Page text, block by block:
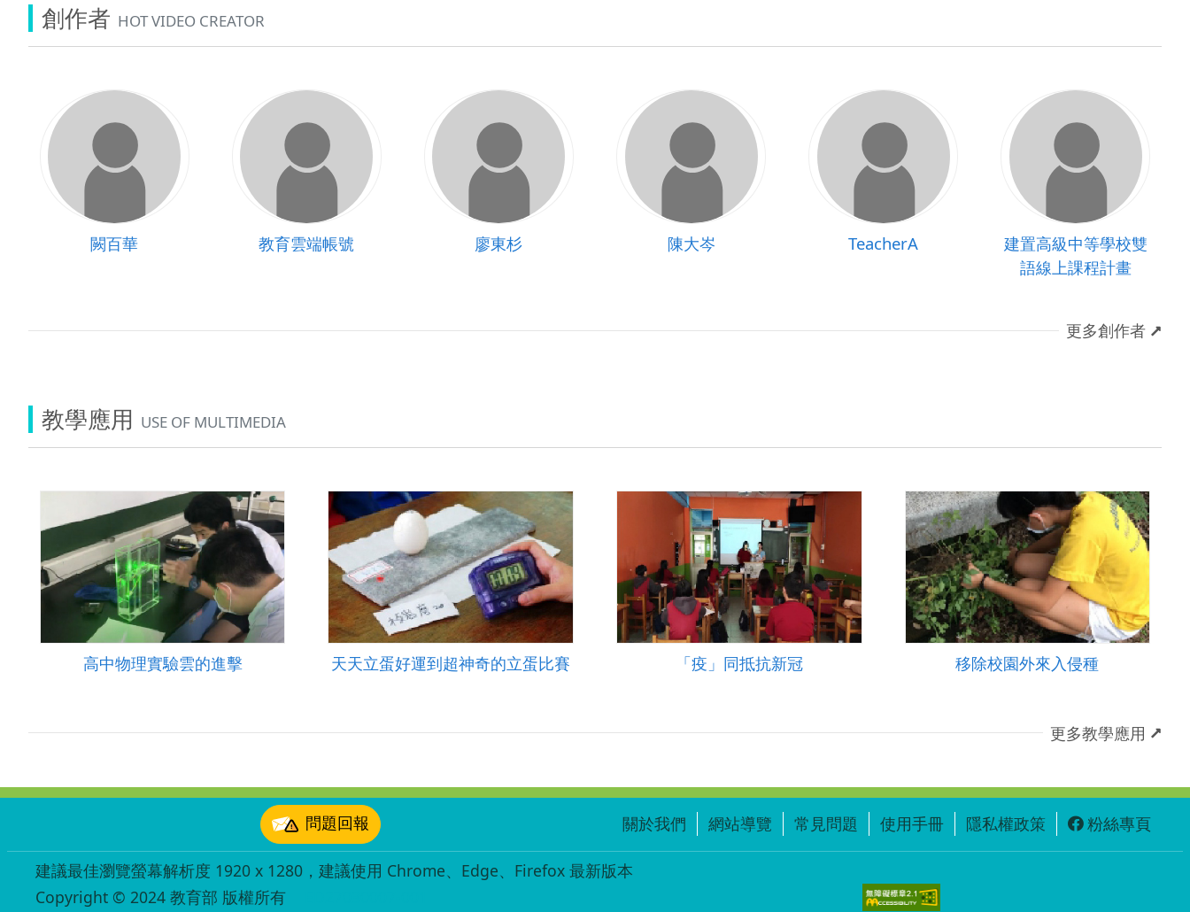
創作者 HOT VIDEO CREATOR
闕百華 教育雲端帳號 廖東杉 陳大岑 TeacherA
建置高級中等學校雙
語線上課程計畫
更多創作者
教學應用 USE OF MULTIMEDIA
高中物理實驗雲的進擊 天天立蛋好運到超神奇的立蛋比賽 「疫」同抵抗新冠 移除校園外來入侵種
更多教學應用
問題回報 關於我們 網站導覽 常見問題 使用手冊 隱私權政策 粉絲專頁
建議最佳瀏覽螢幕解析度 1920 x 1280，建議使用 Chrome、Edge、Firefox 最新版本
Copyright © 2024 教育部 版權所有